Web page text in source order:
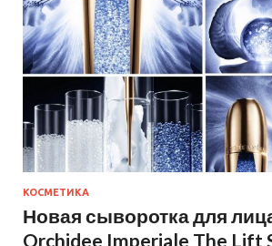
КОСМЕТИКА
Новая сыворотка для
Orchidee Imperiale The Lift